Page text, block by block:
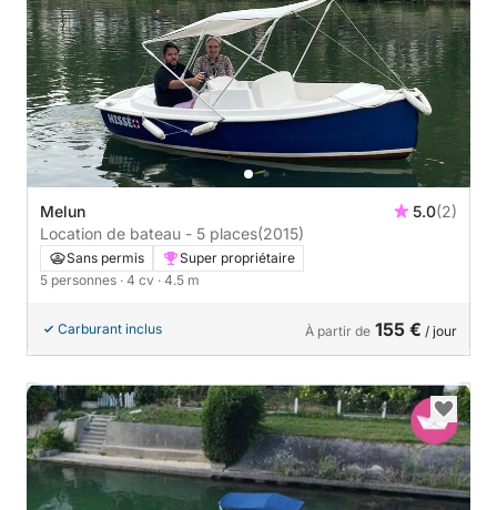
Melun 5.0(2)
Location de bateau - 5 places(2015)
Sans permis
Super propriétaire
5 personnes · 4 cv · 4.5 m
Carburant inclus À partir de 155 € / jour